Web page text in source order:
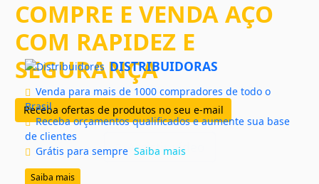
COMPRE E VENDA AÇO
COM RAPIDEZ E
SEGURANÇA
Receba ofertas de produtos no seu e-mail
Assistir vídeo
DISTRIBUIDORAS
Venda para mais de 1000 compradores de todo o
Brasil
Receba orçamentos qualificados e aumente sua base
de clientes
Grátis para sempre Saiba mais
Saiba mais